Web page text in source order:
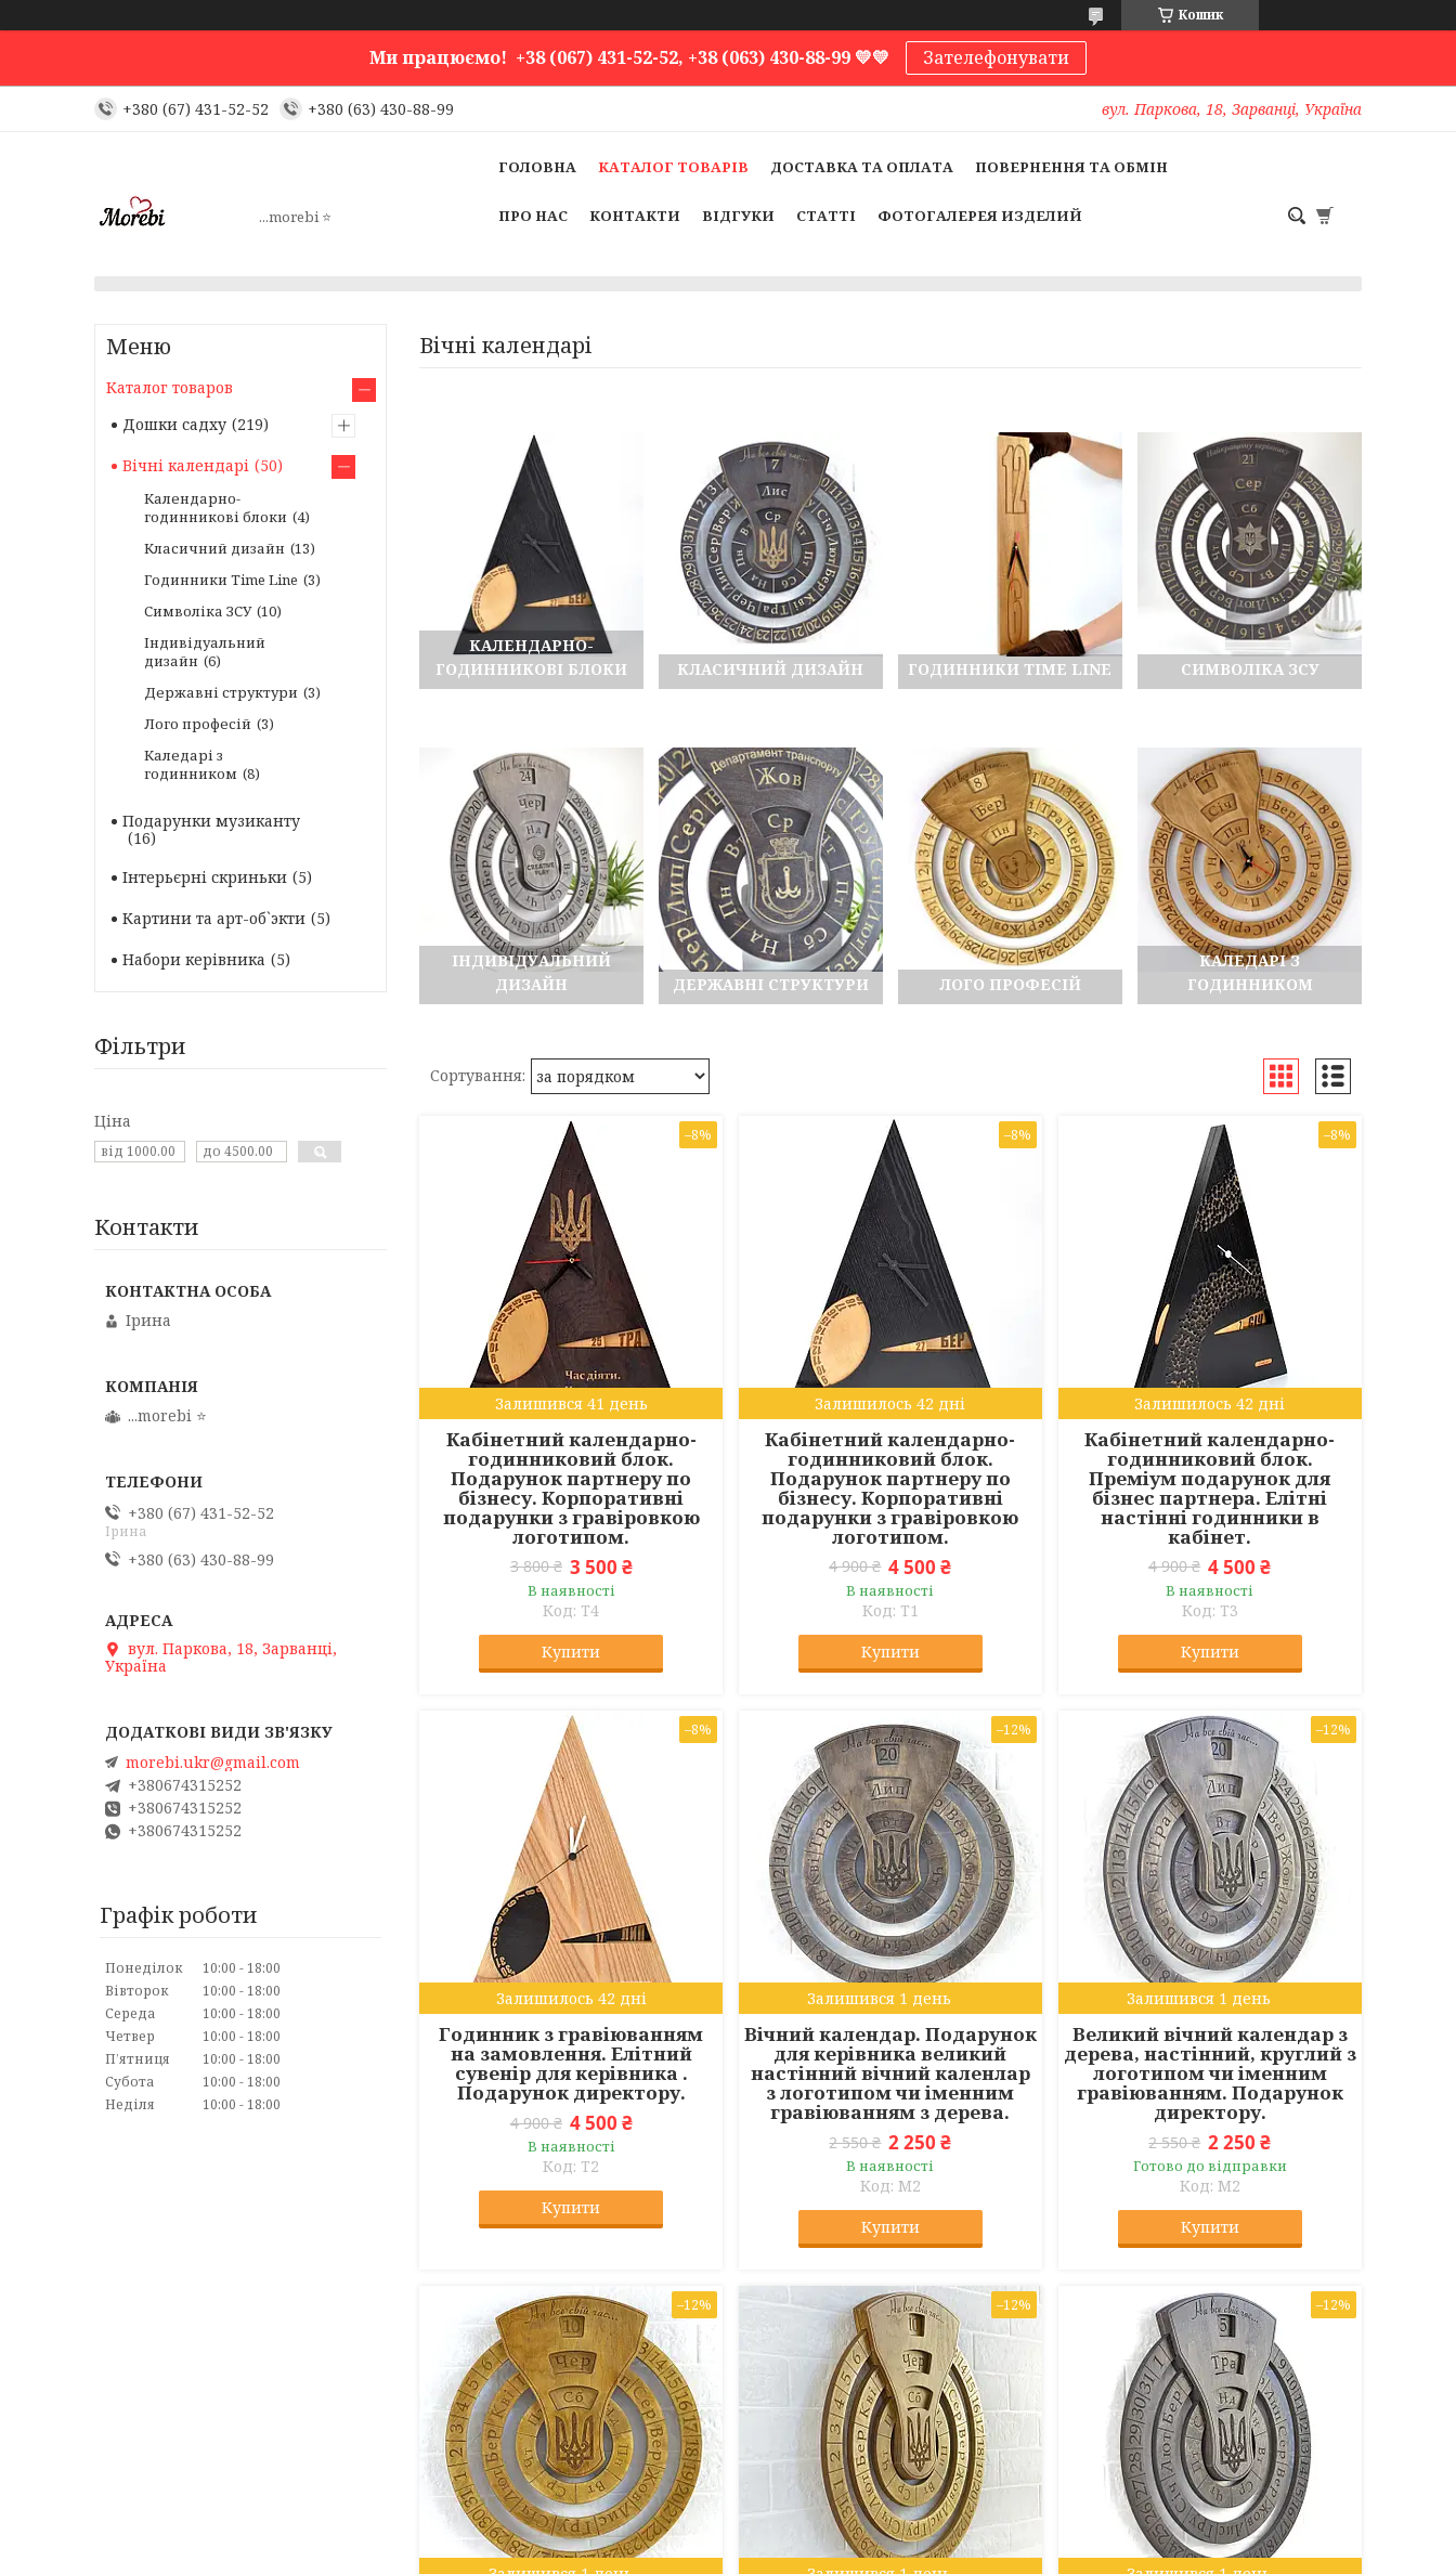
Кошик
Ми працюємо! +38 (067) 431-52-52, +38 (063) 430-88-99 💛💛 Зателефонувати
+380 (67) 431-52-52 +380 (63) 430-88-99 вул. Паркова, 18, Зарванці, Україна
...morebi ⭐️
ГОЛОВНА КАТАЛОГ ТОВАРІВ ДОСТАВКА ТА ОПЛАТА ПОВЕРНЕННЯ ТА ОБМІН
ПРО НАС КОНТАКТИ ВІДГУКИ СТАТТІ ФОТОГАЛЕРЕЯ ИЗДЕЛИЙ
Вічні календарі
КАЛЕНДАРНО-
ГОДИННИКОВІ БЛОКИ
КЛАСИЧНИЙ ДИЗАЙН ГОДИННИКИ TIME LINE СИМВОЛІКА ЗСУ
ІНДИВІДУАЛЬНИЙ
ДИЗАЙН
ДЕРЖАВНІ СТРУКТУРИ ЛОГО ПРОФЕСІЙ
КАЛЕДАРІ З
ГОДИННИКОМ
–8%
Залишився 41 день
Кабінетний календарно-
годинниковий блок.
Подарунок партнеру по
бізнесу. Корпоративні
подарунки з гравіровкою
логотипом.
3 800 ₴ 3 500 ₴
В наявності
T4
Купити
–8%
Залишилось 42 дні
Кабінетний календарно-
годинниковий блок.
Подарунок партнеру по
бізнесу. Корпоративні
подарунки з гравіровкою
логотипом.
4 900 ₴ 4 500 ₴
В наявності
T1
Купити
–8%
Залишилось 42 дні
Кабінетний календарно-
годинниковий блок.
Преміум подарунок для
бізнес партнера. Елітні
настінні годинники в
кабінет.
4 900 ₴ 4 500 ₴
В наявності
T3
Купити
–8%
Залишилось 42 дні
Годинник з гравіюванням
на замовлення. Елітний
сувенір для керівника .
Подарунок директору.
4 900 ₴ 4 500 ₴
В наявності
T2
Купити
–12%
Залишився 1 день
Вічний календар. Подарунок
для керівника великий
настінний вічний каленлар
з логотипом чи іменним
гравіюванням з дерева.
2 550 ₴ 2 250 ₴
В наявності
M2
Купити
–12%
Залишився 1 день
Великий вічний календар з
дерева, настінний, круглий з
логотипом чи іменним
гравіюванням. Подарунок
директору.
2 550 ₴ 2 250 ₴
Готово до відправки
M2
Купити
–12% –12% –12%
Каталог товаров
Дошки садху 219
Вічні календарі
50
Календарно-
годинникові блоки 4
Класичний дизайн 13
Годинники Time Line 3
Символіка ЗСУ 10
Індивідуальний
дизайн 6
Державні структури 3
Лого професій 3
Каледарі з
годинником 8
Подарунки музиканту
16
Інтерьєрні скриньки 5
Картини та арт-об`экти 5
Набори керівника
5
Фільтри
Ціна
Контакти
Ірина
...morebi ⭐️
+380 (67) 431-52-52
Ірина
+380 (63) 430-88-99
вул. Паркова, 18, Зарванці,
Україна
morebi.ukr@gmail.com
+380674315252
+380674315252
+380674315252
Графік роботи
Понеділок 10:00
18:00
Вівторок
10:00
18:00
Середа
10:00
18:00
Четвер
10:00
18:00
Пʼятниця
10:00
18:00
Субота
10:00
18:00
Неділя
10:00 18:00